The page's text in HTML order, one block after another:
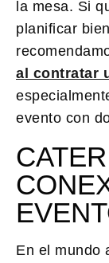
la mesa. Si
planificar
al contratar
evento con
En el mundo